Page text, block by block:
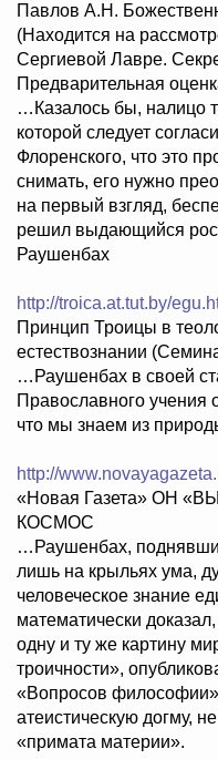
Павлов А.Н.
(Находится на
Сергиевой Лавре.
Предварительная
…Казалось бы, налицо
которой следует
Флоренского, что это
снимать, его нужно
на первый взгляд,
решил выдающийся
Раушенбах
http://troica.at.tut.by/
Принцип Троицы в
естествознании
…Раушенбах в своей
Православного учения
что мы знаем из
http://
«Новая Газета» ОН
КОСМОС
…Раушенбах,
лишь на крыльях ума,
человеческое знание
математически
одну и ту же картину
троичности»,
«Вопросов философии»
атеистическую догму,
«примата материи».